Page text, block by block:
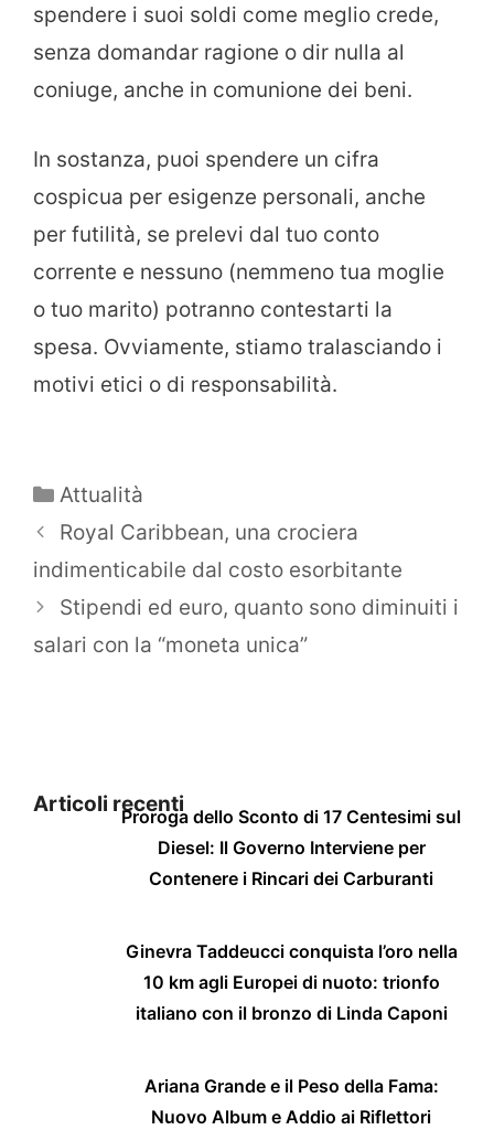
spendere i suoi soldi come meglio crede,
senza domandar ragione o dir nulla al
coniuge, anche in comunione dei beni.
In sostanza, puoi spendere un cifra
cospicua per esigenze personali, anche
per futilità, se prelevi dal tuo conto
corrente e nessuno (nemmeno tua moglie
o tuo marito) potranno contestarti la
spesa. Ovviamente, stiamo tralasciando i
motivi etici o di responsabilità.
Categorie
Attualità
Royal Caribbean, una crociera
indimenticabile dal costo esorbitante
Stipendi ed euro, quanto sono diminuiti i
salari con la “moneta unica”
Articoli recentiProroga dello Sconto di 17 Centesimi sul
Diesel: Il Governo Interviene per
Contenere i Rincari dei Carburanti
Ginevra Taddeucci conquista l’oro nella
10 km agli Europei di nuoto: trionfo
italiano con il bronzo di Linda Caponi
Ariana Grande e il Peso della Fama:
Nuovo Album e Addio ai Riflettori